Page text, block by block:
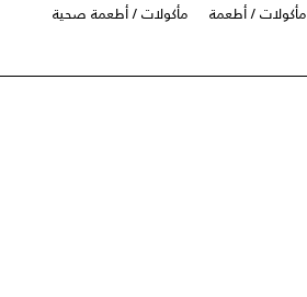
مأكولات / أطعمة
مأكولات / أطعمة صحية